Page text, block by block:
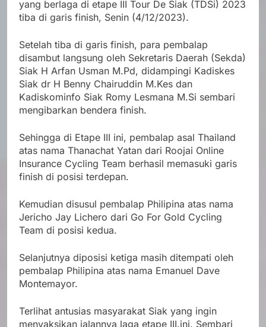
yang berlaga di etape III Tour De Siak (TDSi) 2023
tiba di garis finish, Senin (4/12/2023).
Setelah tiba di garis finish, para pembalap
disambut langsung oleh Sekretaris Daerah (Sekda)
Siak H Arfan Usman M.Pd, didampingi Kadiskes
Siak dr H Benny Chairuddin M.Kes dan
Kadiskominfo Siak Romy Lesmana M.Si sembari
mengibarkan bendera finish.
Sehingga di Etape III ini, pembalap asal Thailand
atas nama Thanachat Yatan dari Roojai Online
Insurance Cycling Team berhasil memasuki garis
finish di posisi terdepan.
Kemudian disusul pembalap Philipina atas nama
Jericho Jay Lichero dari Go For Gold Cycling
Team di posisi kedua.
Selanjutnya diposisi ketiga masih ditempati oleh
pembalap Philipina atas nama Emanuel Dave
Montemayor.
Terlihat antusias masyarakat Siak yang ingin
menyaksikan jalannya laga etape III.ini. Sembari